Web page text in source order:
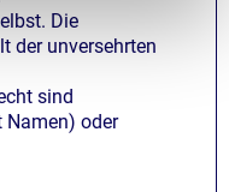
Die
der unversehrten
sind
Namen) oder